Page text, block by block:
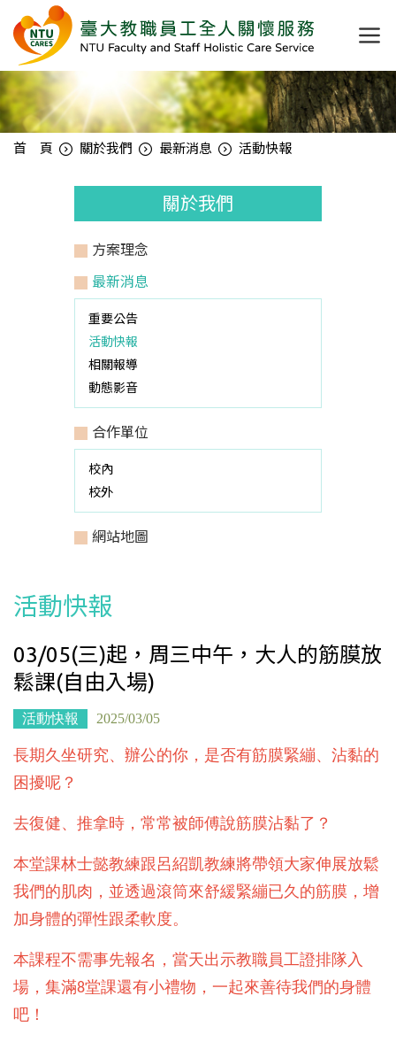
首 頁 關於我們 最新消息 活動快報
關於我們
方案理念
最新消息
重要公告
活動快報
相關報導
動態影音
合作單位
校內
校外
網站地圖
活動快報
03/05(三)起，周三中午，大人的筋膜放
鬆課(自由入場)
活動快報 2025/03/05
長期久坐研究、辦公的你，是否有筋膜緊繃、沾黏的
困擾呢？
去復健、推拿時，常常被師傅說筋膜沾黏了？
本堂課林士懿教練跟呂紹凱教練將帶領大家伸展放鬆
我們的肌肉，並透過滾筒來舒緩緊繃已久的筋膜，增
加身體的彈性跟柔軟度。
本課程不需事先報名，當天出示教職員工證排隊入
場，集滿8堂課還有小禮物，一起來善待我們的身體
吧！